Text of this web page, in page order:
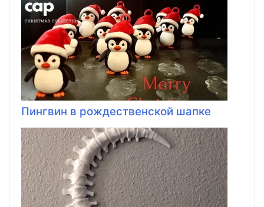
Пингвин в рождественской шапке